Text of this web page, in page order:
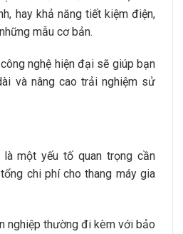
hay khả năng tiết kiệm điện,
mẫu cơ bản.
nghệ hiện đại sẽ giúp bạn
và nâng cao trải nghiệm sử
một yếu tố quan trọng cần
chi phí cho thang máy gia
nghiệp thường đi kèm với bảo